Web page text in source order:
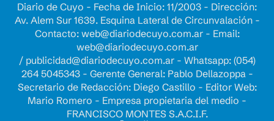
Diario de Cuyo - Fecha de Inicio: 11/2003 - Dirección:
Av. Alem Sur 1639. Esquina Lateral de Circunvalación -
Contacto: web@diariodecuyo.com.ar- Email:
web@diariodecuyo.com.ar
/ publicidad@diariodecuyo.com.ar- Whatsapp: (054)
264 5045343 - Gerente General: Pablo Dellazoppa -
Secretario de Redacción: Diego Castillo - Editor Web:
Mario Romero - Empresa propietaria del medio -
FRANCISCO MONTES S.A.C.I.F.